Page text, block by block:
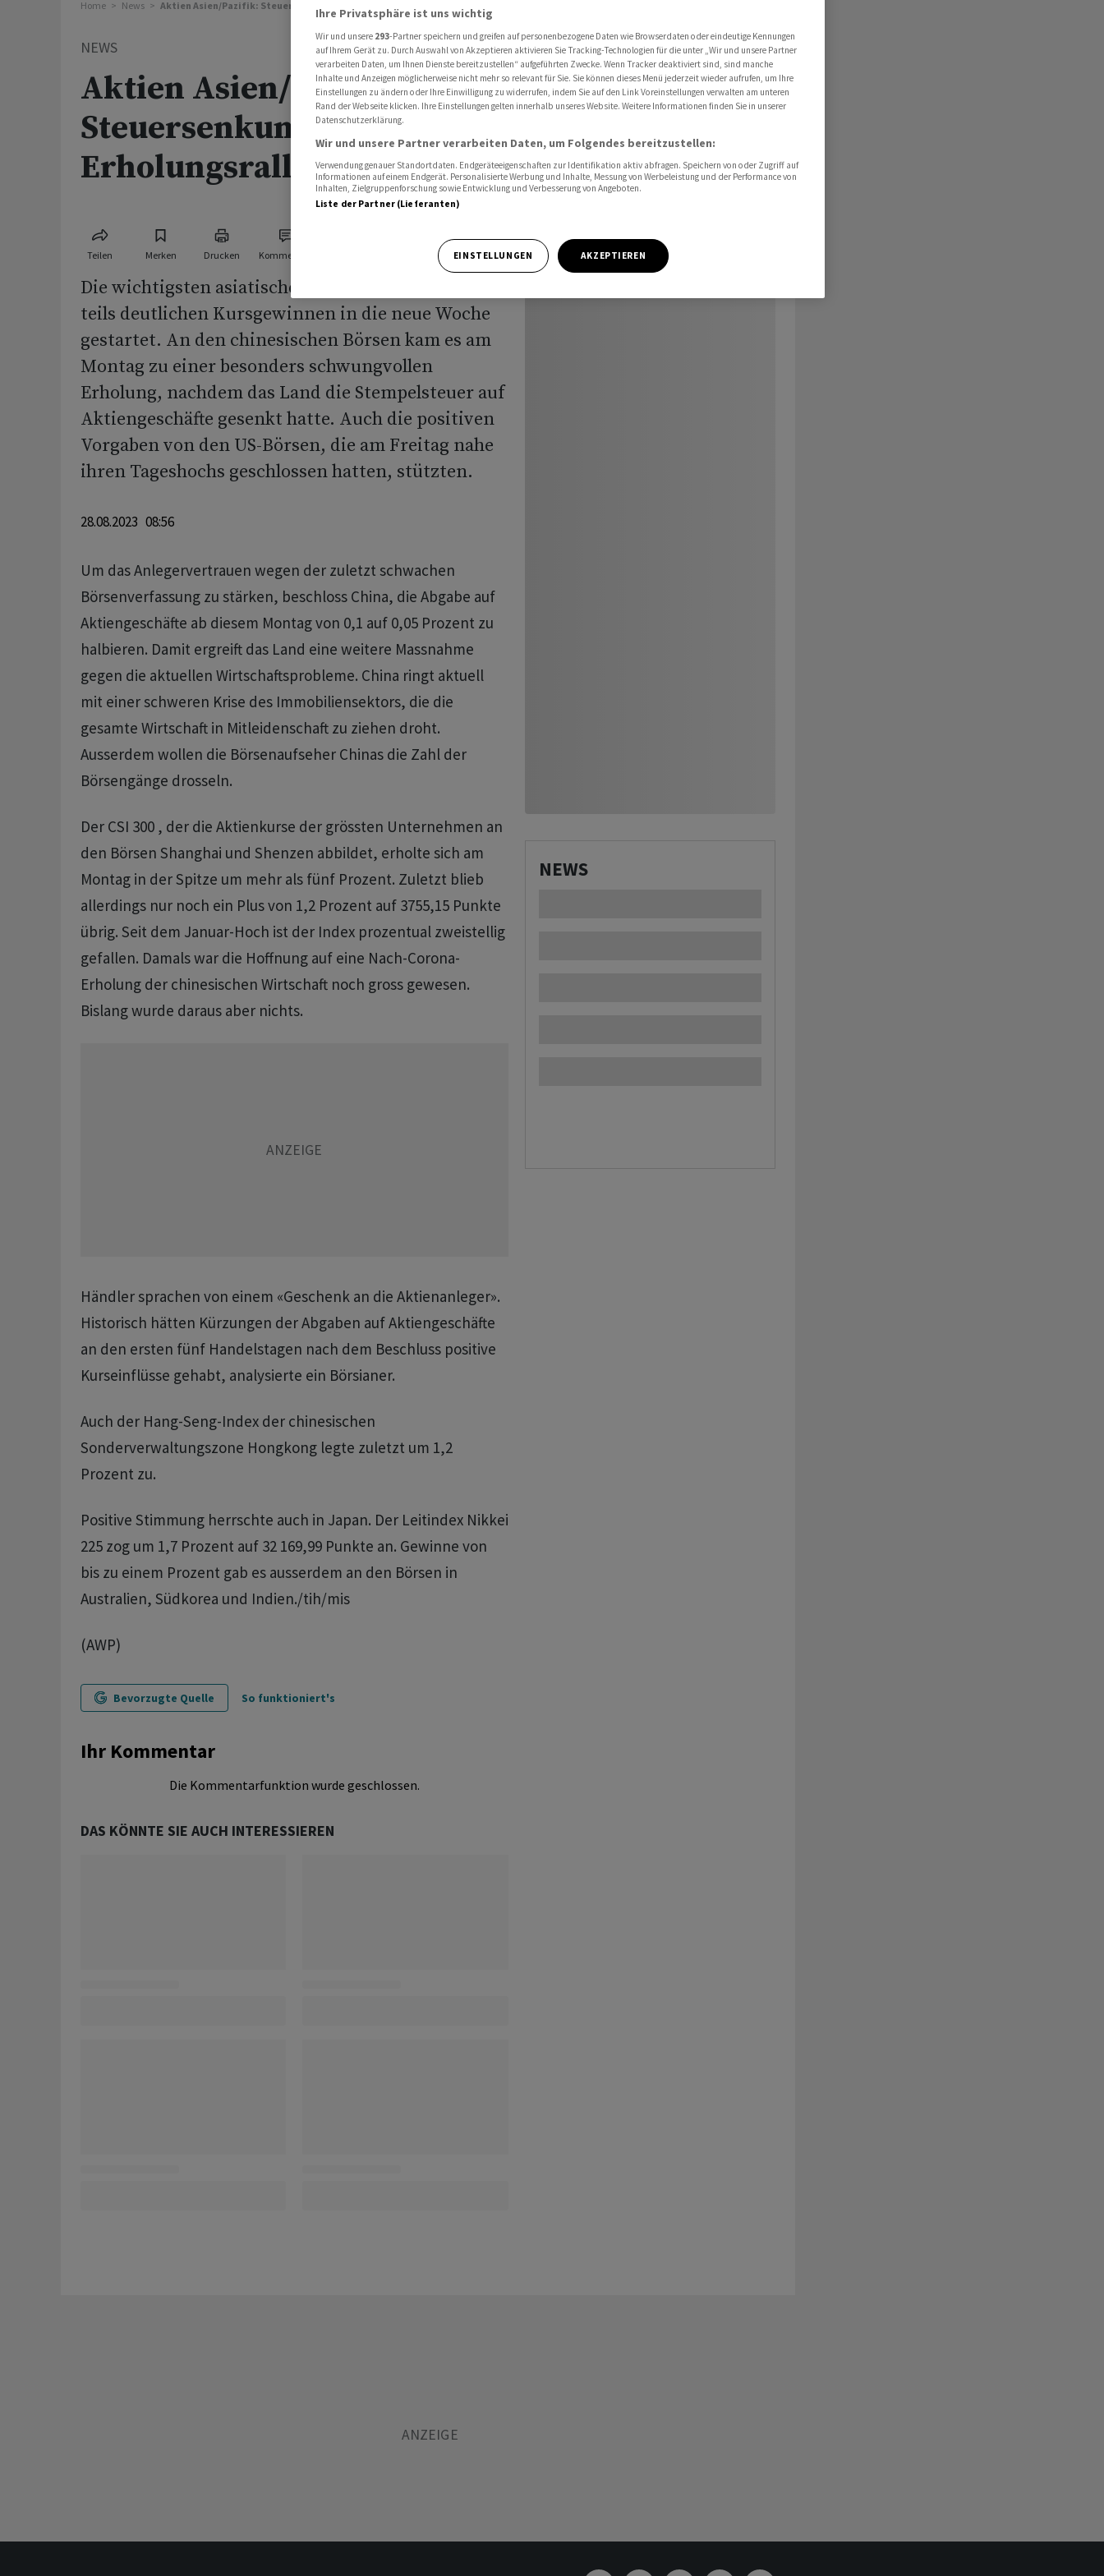
Home News Aktien Asien/Pazifik: Steuersenkung löst Erholungsrally in China aus
NEWS
Aktien Asien/Pazifik:
Steuersenkung löst
Erholungsrally in China aus
Teilen Merken Drucken Kommentare
Die wichtigsten asiatischen Aktienmärkte sind mit
teils deutlichen Kursgewinnen in die neue Woche
gestartet. An den chinesischen Börsen kam es am
Montag zu einer besonders schwungvollen
Erholung, nachdem das Land die Stempelsteuer auf
Aktiengeschäfte gesenkt hatte. Auch die positiven
Vorgaben von den US-Börsen, die am Freitag nahe
ihren Tageshochs geschlossen hatten, stützten.
28.08.2023 08:56
Um das Anlegervertrauen wegen der zuletzt schwachen
Börsenverfassung zu stärken, beschloss China, die Abgabe auf
Aktiengeschäfte ab diesem Montag von 0,1 auf 0,05 Prozent zu
halbieren. Damit ergreift das Land eine weitere Massnahme
gegen die aktuellen Wirtschaftsprobleme. China ringt aktuell
mit einer schweren Krise des Immobiliensektors, die die
gesamte Wirtschaft in Mitleidenschaft zu ziehen droht.
Ausserdem wollen die Börsenaufseher Chinas die Zahl der
Börsengänge drosseln.
Der CSI 300 , der die Aktienkurse der grössten Unternehmen an
den Börsen Shanghai und Shenzen abbildet, erholte sich am
Montag in der Spitze um mehr als fünf Prozent. Zuletzt blieb
allerdings nur noch ein Plus von 1,2 Prozent auf 3755,15 Punkte
übrig. Seit dem Januar-Hoch ist der Index prozentual zweistellig
gefallen. Damals war die Hoffnung auf eine Nach-Corona-
Erholung der chinesischen Wirtschaft noch gross gewesen.
Bislang wurde daraus aber nichts.
Händler sprachen von einem «Geschenk an die Aktienanleger».
Historisch hätten Kürzungen der Abgaben auf Aktiengeschäfte
an den ersten fünf Handelstagen nach dem Beschluss positive
Kurseinflüsse gehabt, analysierte ein Börsianer.
Auch der Hang-Seng-Index der chinesischen
Sonderverwaltungszone Hongkong legte zuletzt um 1,2
Prozent zu.
Positive Stimmung herrschte auch in Japan. Der Leitindex Nikkei
225 zog um 1,7 Prozent auf 32 169,99 Punkte an. Gewinne von
bis zu einem Prozent gab es ausserdem an den Börsen in
Australien, Südkorea und Indien./tih/mis
(AWP)
Bevorzugte Quelle So funktioniert's
Ihr Kommentar
Die Kommentarfunktion wurde geschlossen.
DAS KÖNNTE SIE AUCH INTERESSIEREN
NEWS
Ihre Privatsphäre ist uns wichtig
Wir und unsere 293-Partner speichern und greifen auf personenbezogene Daten wie Browserdaten oder eindeutige Kennungen
auf Ihrem Gerät zu. Durch Auswahl von Akzeptieren aktivieren Sie Tracking-Technologien für die unter „Wir und unsere Partner
verarbeiten Daten, um Ihnen Dienste bereitzustellen“ aufgeführten Zwecke. Wenn Tracker deaktiviert sind, sind manche
Inhalte und Anzeigen möglicherweise nicht mehr so relevant für Sie. Sie können dieses Menü jederzeit wieder aufrufen, um Ihre
Einstellungen zu ändern oder Ihre Einwilligung zu widerrufen, indem Sie auf den Link Voreinstellungen verwalten am unteren
Rand der Webseite klicken. Ihre Einstellungen gelten innerhalb unseres Website. Weitere Informationen finden Sie in unserer
Datenschutzerklärung.
Wir und unsere Partner verarbeiten Daten, um Folgendes bereitzustellen:
Verwendung genauer Standortdaten. Endgeräteeigenschaften zur Identifikation aktiv abfragen. Speichern von oder Zugriff auf
Informationen auf einem Endgerät. Personalisierte Werbung und Inhalte, Messung von Werbeleistung und der Performance von
Inhalten, Zielgruppenforschung sowie Entwicklung und Verbesserung von Angeboten.
Liste der Partner (Lieferanten)
EINSTELLUNGEN AKZEPTIEREN